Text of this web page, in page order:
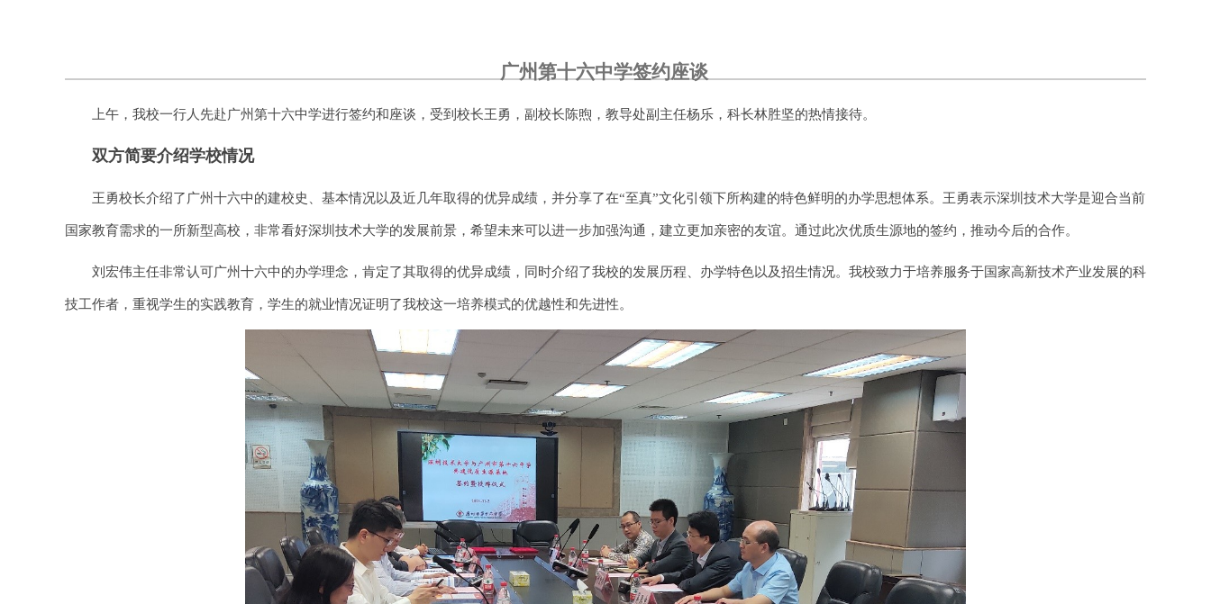
广州第十六中学签约座谈
上午，我校一行人先赴广州第十六中学进行签约和座谈，受到校长王勇，副校长陈煦，教导处副主任杨乐，科长林胜坚的热情接待。
双方简要介绍学校情况
王勇校长介绍了广州十六中的建校史、基本情况以及近几年取得的优异成绩，并分享了在“至真”文化引领下所构建的特色鲜明的办学思想体系。王勇表示深圳技术大学是迎合当前
国家教育需求的一所新型高校，非常看好深圳技术大学的发展前景，希望未来可以进一步加强沟通，建立更加亲密的友谊。通过此次优质生源地的签约，推动今后的合作。
刘宏伟主任非常认可广州十六中的办学理念，肯定了其取得的优异成绩，同时介绍了我校的发展历程、办学特色以及招生情况。我校致力于培养服务于国家高新技术产业发展的科
技工作者，重视学生的实践教育，学生的就业情况证明了我校这一培养模式的优越性和先进性。